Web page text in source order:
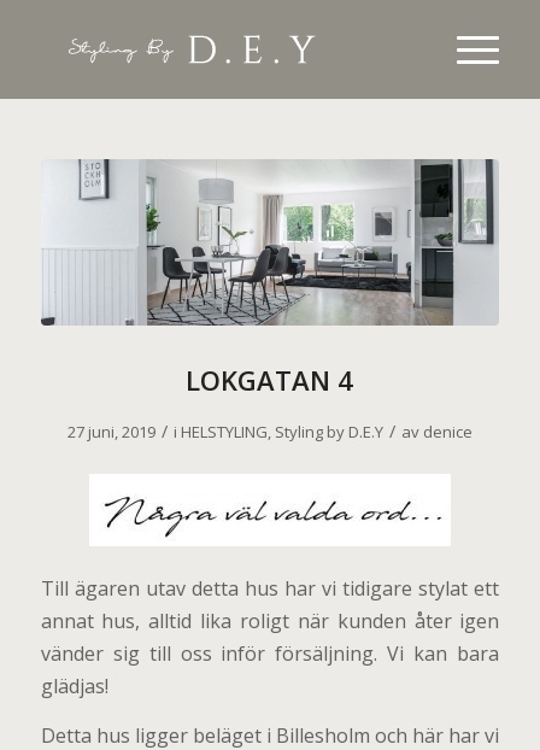
LOKGATAN 4
27 juni, 2019 / i HELSTYLING, Styling by D.E.Y / av denice
Till ägaren utav detta hus har vi tidigare stylat ett
annat hus, alltid lika roligt när kunden åter igen
vänder sig till oss inför försäljning. Vi kan bara
glädjas!
Detta hus ligger beläget i Billesholm och här har vi